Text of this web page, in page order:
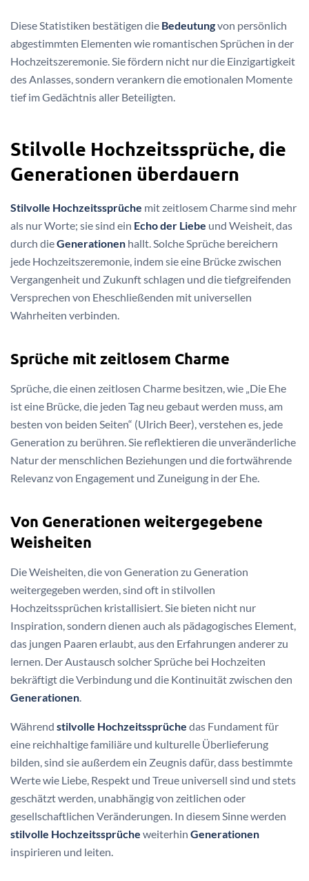
Diese Statistiken bestätigen die Bedeutungvon persönlich
abgestimmten Elementen wie romantischen Sprüchen in der
Hochzeitszeremonie. Sie fördern nicht nur die Einzigartigkeit
des Anlasses, sondern verankern die emotionalen Momente
tief im Gedächtnis aller Beteiligten.
Stilvolle Hochzeitssprüche, die
Generationen überdauern
Stilvolle Hochzeitssprüche mit zeitlosem Charme sind mehr
als nur Worte; sie sind ein Echo der Liebe und Weisheit, das
durch dieGenerationen hallt. Solche Sprüche bereichern
jede Hochzeitszeremonie, indem sie eine Brücke zwischen
Vergangenheit und Zukunft schlagen und die tiefgreifenden
Versprechen von Eheschließenden mit universellen
Wahrheiten verbinden.
Sprüche mit zeitlosem Charme
Sprüche, die einen zeitlosen Charme besitzen, wie „Die Ehe
ist eine Brücke, die jeden Tag neu gebaut werden muss, am
besten von beiden Seiten“ (Ulrich Beer), verstehen es, jede
Generation zu berühren. Sie reflektieren die unveränderliche
Natur der menschlichen Beziehungen und die fortwährende
Relevanz von Engagement und Zuneigung in der Ehe.
Von Generationen weitergegebene
Weisheiten
Die Weisheiten, die von Generation zu Generation
weitergegeben werden, sind oft in stilvollen
Hochzeitssprüchen kristallisiert. Sie bieten nicht nur
Inspiration, sondern dienen auch als pädagogisches Element,
das jungen Paaren erlaubt, aus den Erfahrungen anderer zu
lernen. Der Austausch solcher Sprüche bei Hochzeiten
bekräftigt die Verbindung und die Kontinuität zwischen den
Generationen
Während stilvolle Hochzeitssprüche das Fundament für
eine reichhaltige familiäre und kulturelle Überlieferung
bilden, sind sie außerdem ein Zeugnis dafür, dass bestimmte
Werte wie Liebe, Respekt und Treue universell sind und stets
geschätzt werden, unabhängig von zeitlichen oder
gesellschaftlichen Veränderungen. In diesem Sinne werden
stilvolle Hochzeitssprüche weiterhin Generationen
inspirieren und leiten.